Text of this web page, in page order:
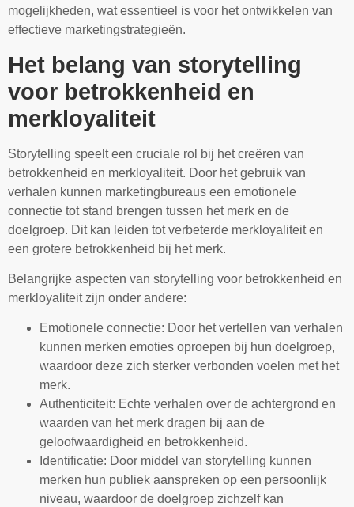
mogelijkheden, wat essentieel is voor het ontwikkelen van
effectieve marketingstrategieën.
Het belang van storytelling
voor betrokkenheid en
merkloyaliteit
Storytelling speelt een cruciale rol bij het creëren van
betrokkenheid en merkloyaliteit. Door het gebruik van
verhalen kunnen marketingbureaus een emotionele
connectie tot stand brengen tussen het merk en de
doelgroep. Dit kan leiden tot verbeterde merkloyaliteit en
een grotere betrokkenheid bij het merk.
Belangrijke aspecten van storytelling voor betrokkenheid en
merkloyaliteit zijn onder andere:
Emotionele connectie: Door het vertellen van verhalen
kunnen merken emoties oproepen bij hun doelgroep,
waardoor deze zich sterker verbonden voelen met het
merk.
Authenticiteit: Echte verhalen over de achtergrond en
waarden van het merk dragen bij aan de
geloofwaardigheid en betrokkenheid.
Identificatie: Door middel van storytelling kunnen
merken hun publiek aanspreken op een persoonlijk
niveau, waardoor de doelgroep zichzelf kan